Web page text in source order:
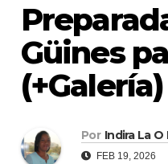
Güines
(+Galería)
Por Indira La O
FEB 19, 2026